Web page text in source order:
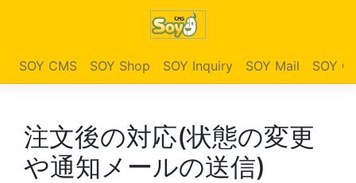
SOY CMS SOY Shop SOY Inquiry SOY Mail SOY
注文後の対応(状態の変更
や通知メールの送信)